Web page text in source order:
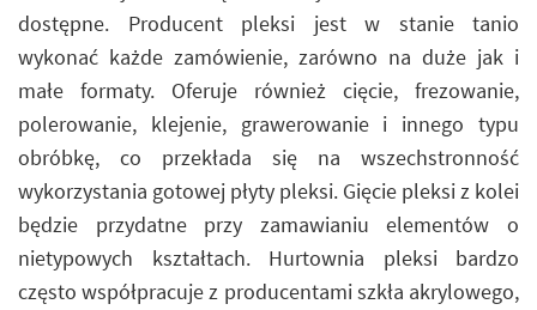
dostępne. Producent pleksi jest w stanie tanio
wykonać każde zamówienie, zarówno na duże jak i
małe formaty. Oferuje również cięcie, frezowanie,
polerowanie, klejenie, grawerowanie i innego typu
obróbkę, co przekłada się na wszechstronność
wykorzystania gotowej płyty pleksi. Gięcie pleksi z kolei
będzie przydatne przy zamawianiu elementów o
nietypowych kształtach. Hurtownia pleksi bardzo
często współpracuje z producentami szkła akrylowego,